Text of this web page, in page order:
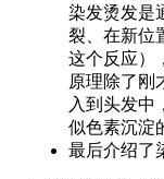
染发烫发是
裂、在新位
这个反应）
原理除了刚
入到头发中
似色素沉淀
最后介绍了